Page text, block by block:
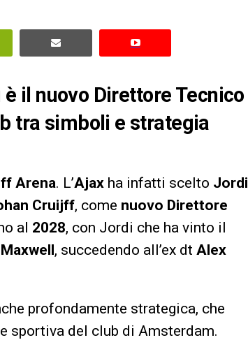
il nuovo Direttore Tecnico
tra simboli e strategia
Arena. L’Ajax ha infatti scelto Jordi
Cruijff, come nuovo Direttore
al 2028, con Jordi che ha vinto il
Maxwell, succedendo all’ex dt Alex
profondamente strategica, che
sportiva del club di Amsterdam.